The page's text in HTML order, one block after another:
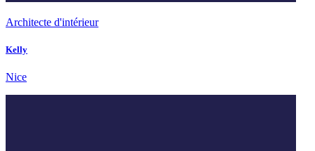
Architecte d'intérieur
Kelly
Nice